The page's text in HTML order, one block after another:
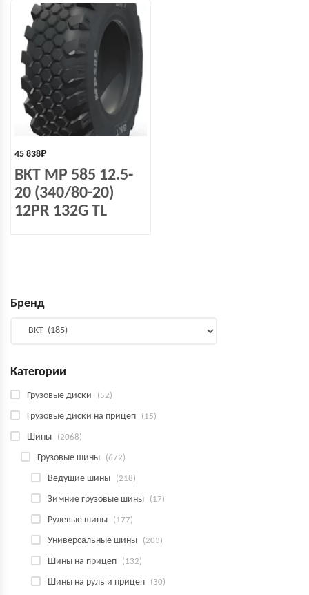
45 838₽
BKT MP 585 12.5-
20 (340/80-20)
12PR 132G TL
Бренд
Категории
Грузовые диски (52)
Грузовые диски на прицеп (15)
Шины (2068)
Грузовые шины (672)
Ведущие шины (218)
Зимние грузовые шины (17)
Рулевые шины (177)
Универсальные шины (203)
Шины на прицеп (132)
Шины на руль и прицеп (30)